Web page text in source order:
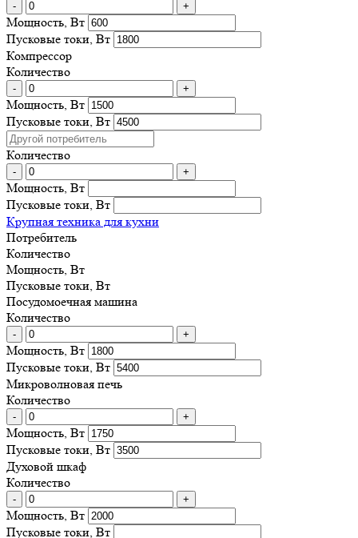
- +
Мощность, Вт
Пусковые токи, Вт
Компрессор
Количество
- +
Мощность, Вт
Пусковые токи, Вт
Количество
- +
Мощность, Вт
Пусковые токи, Вт
Крупная техника для кухни
Потребитель
Количество
Мощность, Вт
Пусковые токи, Вт
Посудомоечная машина
Количество
- +
Мощность, Вт
Пусковые токи, Вт
Микроволновая печь
Количество
- +
Мощность, Вт
Пусковые токи, Вт
Духовой шкаф
Количество
- +
Мощность, Вт
Пусковые токи, Вт